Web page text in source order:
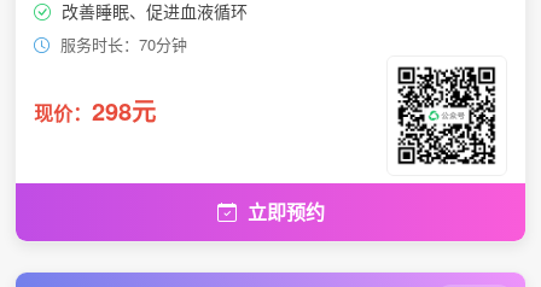
改善睡眠、促进血液循环
服务时长：70分钟
现价： 298元
立即预约